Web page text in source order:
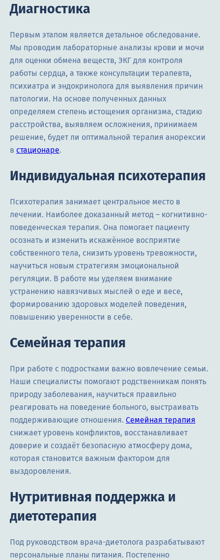
Диагностика
Первым этапом является детальное обследование.
Мы проводим лабораторные анализы крови и мочи
для оценки обмена веществ, ЭКГ для контроля
работы сердца, а также консультации терапевта,
психиатра и эндокринолога для выявления причин
патологии. На основе полученных данных
определяем степень истощения организма, стадию
расстройства, выявляем осложнения, принимаем
решение, будет ли оптимальной терапия анорексии
в стационаре.
Индивидуальная психотерапия
Психотерапия занимает центральное место в
лечении. Наиболее доказанный метод – когнитивно-
поведенческая терапия. Она помогает пациенту
осознать и изменить искажённое восприятие
собственного тела, снизить уровень тревожности,
научиться новым стратегиям эмоциональной
регуляции. В работе мы уделяем внимание
устранению навязчивых мыслей о еде и весе,
формированию здоровых моделей поведения,
повышению уверенности в себе.
Семейная терапия
При работе с подростками важно вовлечение семьи.
Наши специалисты помогают родственникам понять
природу заболевания, научиться правильно
реагировать на поведение больного, выстраивать
поддерживающие отношения. Семейная терапия
снижает уровень конфликтов, восстанавливает
доверие и создаёт безопасную атмосферу дома,
которая становится важным фактором для
выздоровления.
Нутритивная поддержка и
диетотерапия
Под руководством врача-диетолога разрабатывают
персональные планы питания. Постепенно